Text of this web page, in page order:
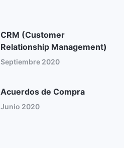
CRM (Customer
Relationship Management)
Septiembre 2020
Acuerdos de Compra
Junio 2020